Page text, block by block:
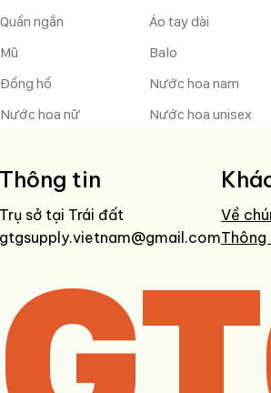
Quần ngắn
Áo tay dài
Mũ
Balo
Đồng hồ
Nước hoa nam
Nước hoa nữ
Nước hoa unisex
Thông tin
Trụ sở tại Trái đất
gtgsupply.vietnam@gmail.com
Về
Thông